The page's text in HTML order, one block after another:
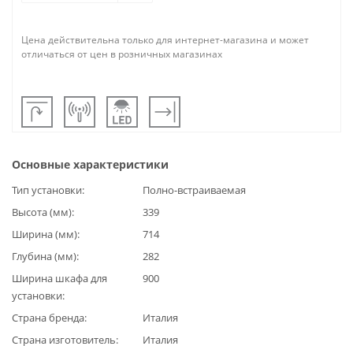
Цена действительна только для интернет-магазина и может
отличаться от цен в розничных магазинах
Основные характеристики
Тип установки
Полно-встраиваемая
Высота (мм)
339
Ширина (мм)
714
Глубина (мм)
282
Ширина шкафа для
установки
900
Страна бренда
Италия
Страна изготовитель
Италия